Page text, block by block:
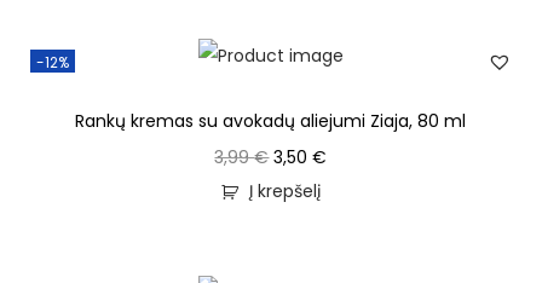
-12%
Rankų kremas su avokadų aliejumi Ziaja, 80 ml
3,99€ 3,50€
Į krepšelį